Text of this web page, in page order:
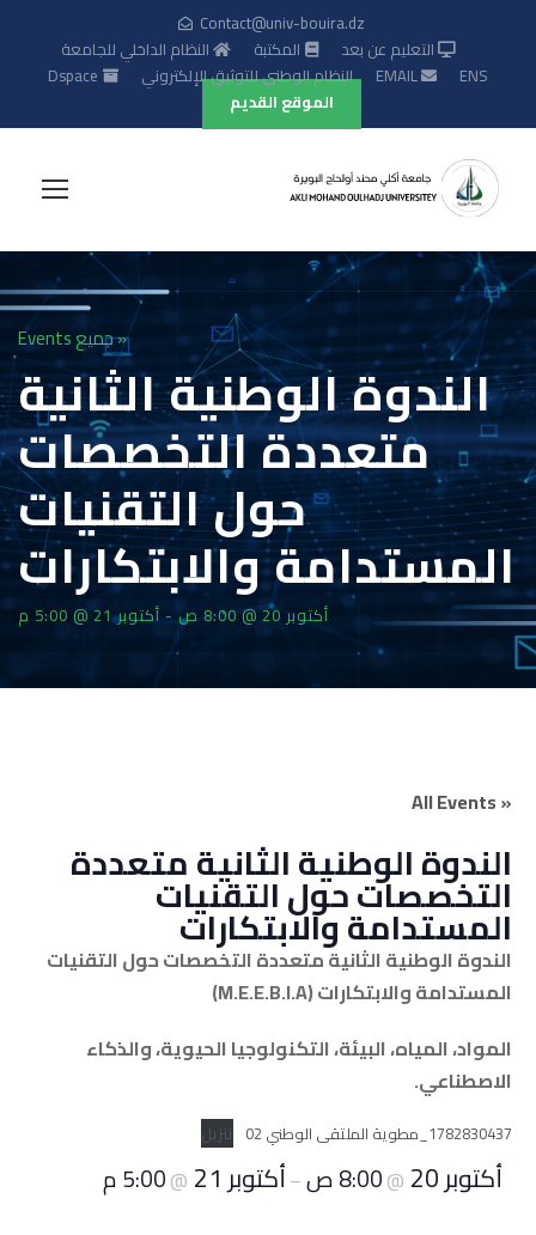
Contact@univ-bouira.dz
النظام الداخلي للجامعة
المكتبة
التعليم عن بعد
Dspace
النظام الوطني للتوثيق الإلكتروني EMAIL
ENS
الموقع القديم
« جميع Events
الندوة الوطنية الثانية
متعددة التخصصات
حول التقنيات
المستدامة والابتكارات
أكتوبر 20 @ 8:00 ص - أكتوبر 21 @ 5:00 م
« All Events
الندوة الوطنية الثانية متعددة
التخصصات حول التقنيات
المستدامة والابتكارات
الندوة الوطنية الثانية متعددة التخصصات حول التقنيات
المستدامة والابتكارات (M.E.E.B.I.A)
المواد، المياه، البيئة، التكنولوجيا الحيوية، والذكاء
الاصطناعي.
1782830437_مطوية الملتقى الوطني 02 تنزيل
أكتوبر 20 @8:00 ص –أكتوبر 21 @5:00 م